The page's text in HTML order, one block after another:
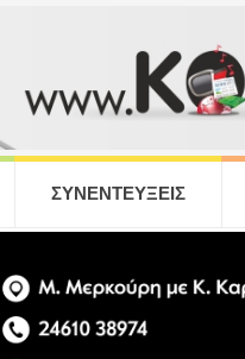
ΣΥΝΕΝΤΕΥΞΕΙΣ